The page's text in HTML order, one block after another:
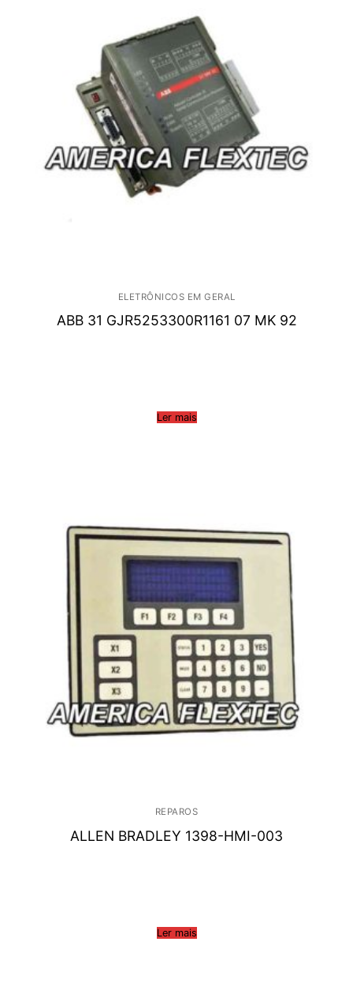
ELETRÔNICOS EM GERAL
ABB 31 GJR5253300R1161 07 MK 92
Ler mais
REPAROS
ALLEN BRADLEY 1398-HMI-003
Ler mais